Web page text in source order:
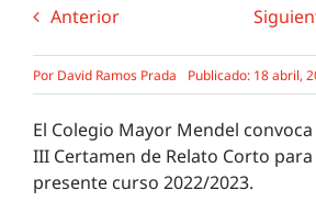
Anterior
Por David Ramos Prada Publicado: 18 abril,
El Colegio Mayor Mendel convoca
III Certamen de Relato Corto para
presente curso 2022/2023.